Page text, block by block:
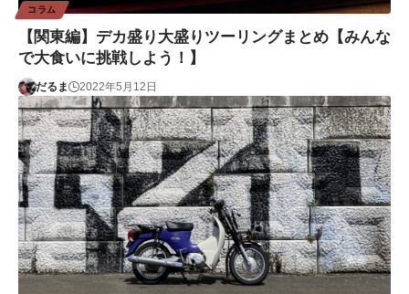
コラム
【関東編】デカ盛り大盛りツーリングまとめ【みんな
で大食いに挑戦しよう！】
だるま 2022年5月12日